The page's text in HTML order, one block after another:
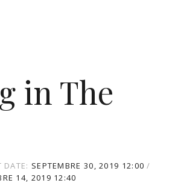
in The
DATE: SEPTEMBRE 30, 2019 12:00
14, 2019 12:40